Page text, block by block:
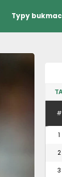
Typy
#
1
2
3